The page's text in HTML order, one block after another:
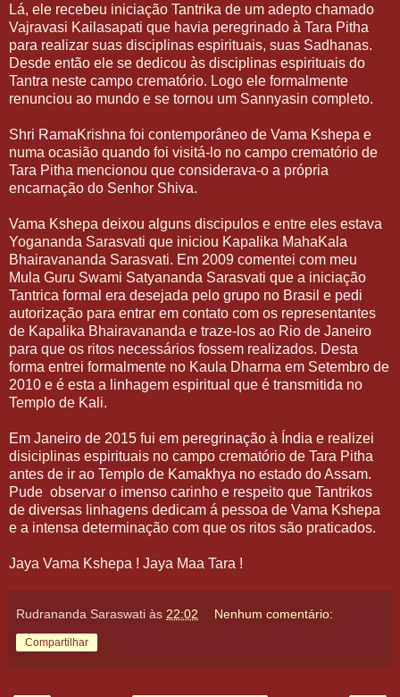
Lá, ele recebeu iniciação Tantrika de um adepto chamado
Vajravasi Kailasapati que havia peregrinado à Tara Pitha
para realizar suas disciplinas espirituais, suas Sadhanas.
Desde então ele se dedicou às disciplinas espirituais do
Tantra neste campo crematório. Logo ele formalmente
renunciou ao mundo e se tornou um Sannyasin completo.
Shri RamaKrishna foi contemporâneo de Vama Kshepa e
numa ocasião quando foi visitá-lo no campo crematório de
Tara Pitha mencionou que considerava-o a própria
encarnação do Senhor Shiva.
Vama Kshepa deixou alguns discipulos e entre eles estava
Yogananda Sarasvati que iniciou Kapalika MahaKala
Bhairavananda Sarasvati. Em 2009 comentei com meu
Mula Guru Swami Satyananda Sarasvati que a iniciação
Tantrica formal era desejada pelo grupo no Brasil e pedi
autorização para entrar em contato com os representantes
de Kapalika Bhairavananda e traze-los ao Rio de Janeiro
para que os ritos necessários fossem realizados. Desta
forma entrei formalmente no Kaula Dharma em Setembro de
2010 e é esta a linhagem espiritual que é transmitida no
Templo de Kali.
Em Janeiro de 2015 fui em peregrinação à Índia e realizei
disiciplinas espirituais no campo crematório de Tara Pitha
antes de ir ao Templo de Kamakhya no estado do Assam.
Pude observar o imenso carinho e respeito que Tantrikos
de diversas linhagens dedicam á pessoa de Vama Kshepa
e a intensa determinação com que os ritos são praticados.
Jaya Vama Kshepa ! Jaya Maa Tara !
Rudrananda Saraswati às 22:02 Nenhum comentário:
Compartilhar